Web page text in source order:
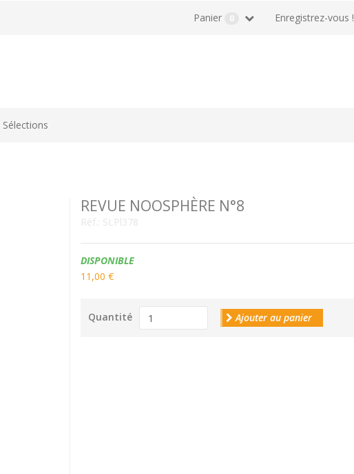
Enregistrez-vous !
Panier 0
Sélections
REVUE NOOSPHÈRE N°8
Réf.: SLPl378
Disponibilité:
DISPONIBLE
11,00 €
Quantité Ajouter au panier